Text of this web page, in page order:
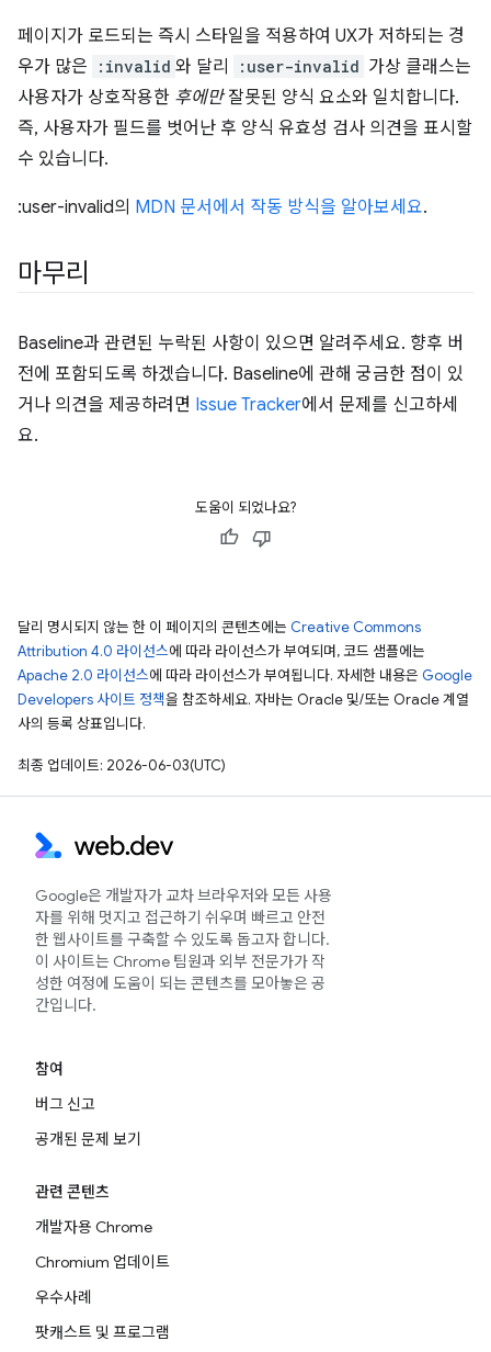
페이지가 로드되는 즉시 스타일을 적용하여 UX가 저하되는 경
우가 많은
:invalid 와 달리 :user-invalid 가상 클래스는
사용자가 상호작용한 후에만잘못된 양식 요소와 일치합니다.
즉, 사용자가 필드를 벗어난 후 양식 유효성 검사 의견을 표시할
수 있습니다.
:user-invalid의 MDN 문서에서 작동 방식을 알아보세요.
마무리
Baseline과 관련된 누락된 사항이 있으면 알려주세요. 향후 버
전에 포함되도록 하겠습니다. Baseline에 관해 궁금한 점이 있
거나 의견을 제공하려면 Issue Tracker에서 문제를 신고하세
요.
도움이 되었나요?
달리 명시되지 않는 한 이 페이지의 콘텐츠에는 Creative Commons
Attribution 4.0 라이선스에 따라 라이선스가 부여되며, 코드 샘플에는
Apache 2.0 라이선스에 따라 라이선스가 부여됩니다. 자세한 내용은 Google
Developers 사이트 정책을 참조하세요. 자바는 Oracle 및/또는 Oracle 계열
사의 등록 상표입니다.
최종 업데이트: 2026-06-03(UTC)
Google은 개발자가 교차 브라우저와 모든 사용
자를 위해 멋지고 접근하기 쉬우며 빠르고 안전
한 웹사이트를 구축할 수 있도록 돕고자 합니다.
이 사이트는 Chrome 팀원과 외부 전문가가 작
성한 여정에 도움이 되는 콘텐츠를 모아놓은 공
간입니다.
참여
버그 신고
공개된 문제 보기
관련 콘텐츠
개발자용 Chrome
Chromium 업데이트
우수사례
팟캐스트 및 프로그램